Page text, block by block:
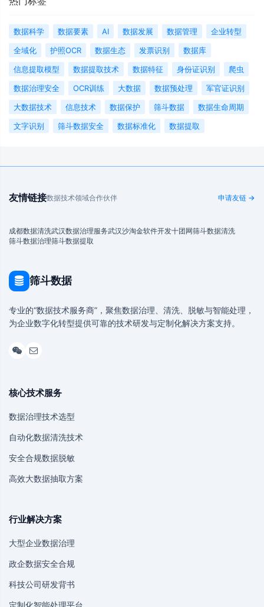
数据科学 数据要素 AI 数据发展 数据管理
企业转型
全域化
护照OCR 数据生态 发票识别
数据库
信息提取模型
数据提取技术 数据特征 身份证识别
爬虫
数据治理安全
OCR训练 大数据 数据预处理
军官证识别
大数据技术
信息技术 数据保护 筛斗数据
数据生命周期
文字识别
筛斗数据安全 数据标准化 数据提取
友情链接数据技术领域合作伙伴 申请友链 →
成都数据清洗武汉数据治理服务武汉沙淘金软件开发十团网筛斗数据清洗
筛斗数据治理筛斗数据提取
筛斗数据
专业的“数据技术服务商”，聚焦数据治理、清洗、脱敏与智能处理，
为企业数字化转型提供可靠的技术研发与定制化解决方案支持。
核心技术服务
数据治理技术选型
自动化数据清洗技术
安全合规数据脱敏
高效大数据抽取方案
行业解决方案
大型企业数据治理
政企数据安全合规
科技公司研发背书
定制化智能处理平台